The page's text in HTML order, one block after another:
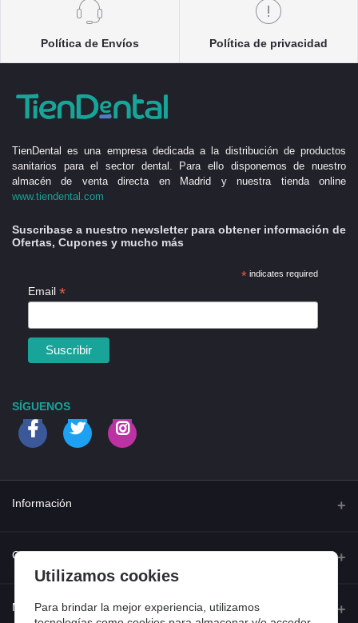
Política de Envíos Política de privacidad
TienDental es una empresa dedicada a la distribución de productos
sanitarios para el sector dental. Para ello disponemos de nuestro
almacén de venta directa en Madrid y nuestra tienda online
www.tiendental.com
Suscribase a nuestro newsletter para obtener información de
Ofertas, Cupones y mucho más
*indicates required
Email *
SÍGUENOS
Información
Quienes somos
Contacta con nosotros
Dónde estamos
Contacto
Dirección
Mi cuenta
Utilizamos cookies
Para brindar la mejor experiencia, utilizamos